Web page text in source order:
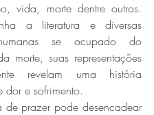
vida, morte dentre outros.
a literatura e diversas
se ocupado do
morte, suas representações
revelam uma história
dor e sofrimento.
prazer pode desencadear